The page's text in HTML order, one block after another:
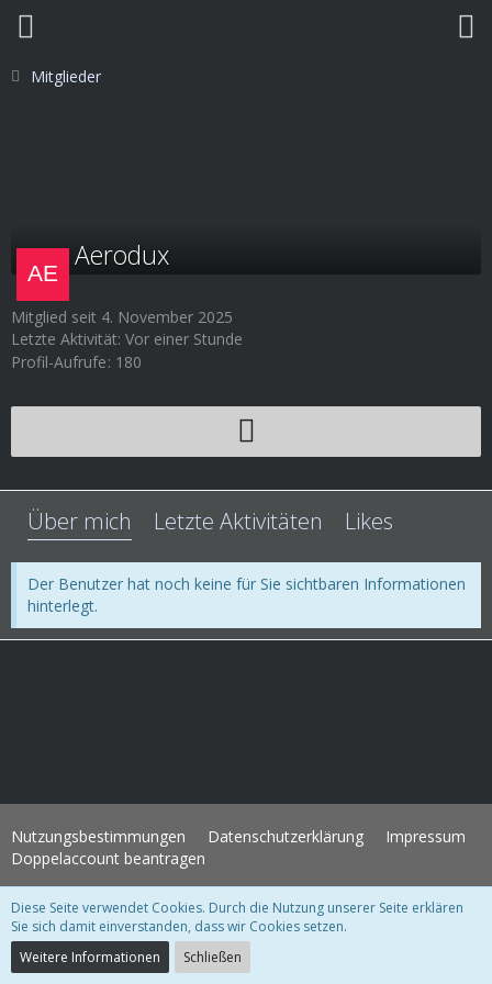
Mitglieder
Aerodux
Mitglied seit 4. November 2025
Letzte Aktivität: Vor einer Stunde
Profil-Aufrufe 180
Über mich Letzte Aktivitäten Likes
Der Benutzer hat noch keine für Sie sichtbaren Informationen
hinterlegt.
Nutzungsbestimmungen Datenschutzerklärung
Impressum
Doppelaccount beantragen
WoltLab Suite Forum - Themenvorlage 3.1.2 © 2004-2018
Community-Software:
Diese Seite verwendet Cookies. Durch die Nutzung unserer Seite erklären
Sie sich damit einverstanden, dass wir Cookies setzen.
Weitere Informationen
Schließen